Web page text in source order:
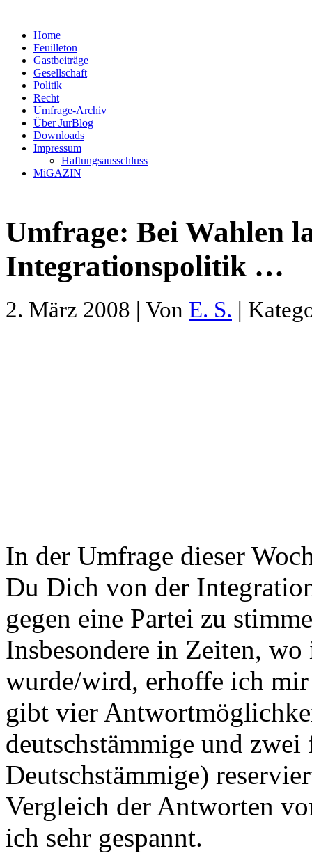
Home
Feuilleton
Gastbeiträge
Gesellschaft
Politik
Recht
Umfrage-Archiv
Über JurBlog
Downloads
Impressum
Haftungsausschluss
MiGAZIN
Umfrage: Bei Wahlen
Integrationspolitik …
2. März 2008 | Von E. S. |
In der Umfrage dieser
Du Dich von der
gegen eine Partei zu
Insbesondere in Zeiten,
wurde/wird, erhoffe ich mir
gibt vier
deutschstämmige und
Deutschstämmige)
Vergleich der Antworten
ich sehr gespannt.